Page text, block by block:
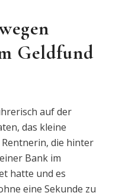
Geldfund
auf der
das kleine
die hinter
Bank im
hatte und es
eine Sekunde zu